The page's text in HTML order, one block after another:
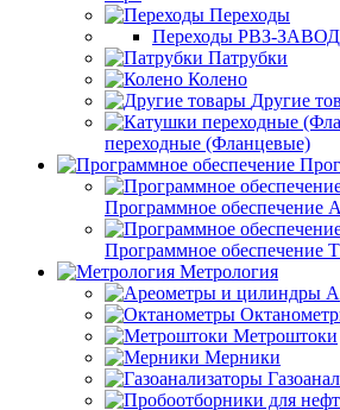
Переходы
Переходы РВЗ-ЗАВОД
Патрубки
Колено
Другие
переходные (Фланцевые)
Программное обеспечение
Программное
Метрология
Метроштоки
Мерники